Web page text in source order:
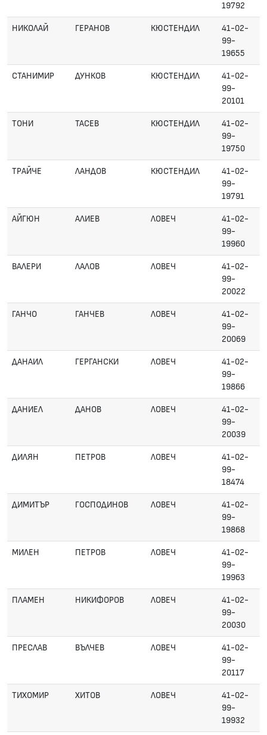
19792
НИКОЛАЙ ГЕРАНОВ КЮСТЕНДИЛ
41-02-
99-
19655
СТАНИМИР ДУНКОВ КЮСТЕНДИЛ
41-02-
99-
20101
ТОНИ ТАСЕВ КЮСТЕНДИЛ
41-02-
99-
19750
ТРАЙЧЕ ЛАНДОВ КЮСТЕНДИЛ
41-02-
99-
19791
АЙГЮН АЛИЕВ ЛОВЕЧ
41-02-
99-
19960
ВАЛЕРИ ЛАЛОВ ЛОВЕЧ
41-02-
99-
20022
ГАНЧО ГАНЧЕВ ЛОВЕЧ
41-02-
99-
20069
ДАНАИЛ ГЕРГАНСКИ ЛОВЕЧ
41-02-
99-
19866
ДАНИЕЛ ДАНОВ ЛОВЕЧ
41-02-
99-
20039
ДИЛЯН ПЕТРОВ ЛОВЕЧ
41-02-
99-
18474
ДИМИТЪР ГОСПОДИНОВ ЛОВЕЧ
41-02-
99-
19868
МИЛЕН ПЕТРОВ ЛОВЕЧ
41-02-
99-
19963
ПЛАМЕН НИКИФОРОВ ЛОВЕЧ
41-02-
99-
20030
ПРЕСЛАВ ВЪЛЧЕВ ЛОВЕЧ
41-02-
99-
20117
ТИХОМИР ХИТОВ ЛОВЕЧ
41-02-
99-
19932